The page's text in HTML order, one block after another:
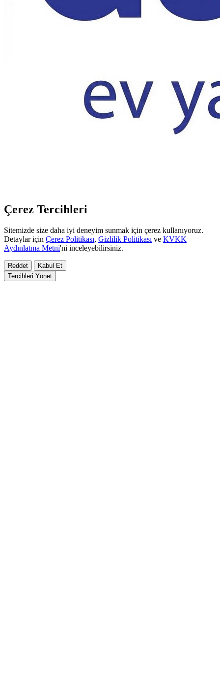
Çerez Tercihleri
Sitemizde size daha iyi deneyim sunmak için çerez kullanıyoruz.
Detaylar için Çerez Politikası, Gizlilik Politikası ve KVKK
Aydınlatma Metni'ni inceleyebilirsiniz.
Reddet
Kabul Et
Tercihleri Yönet